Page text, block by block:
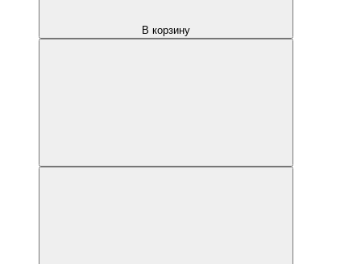
В корзину